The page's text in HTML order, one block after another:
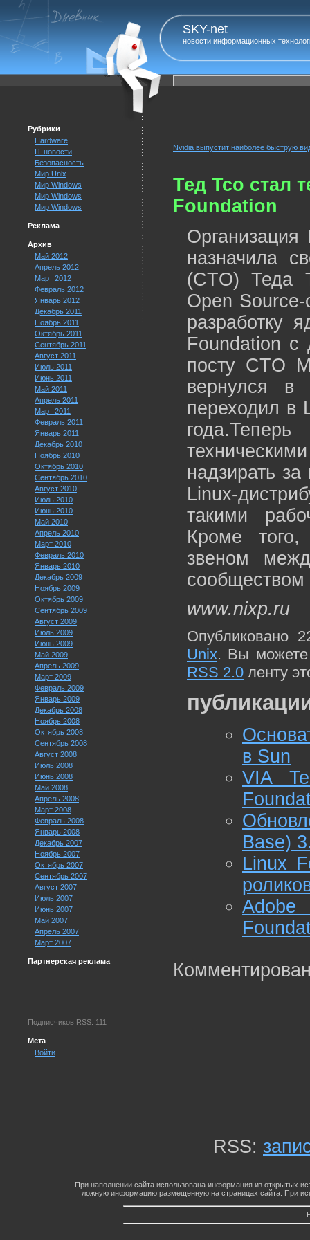
SKY-net
новости информационных
Рубрики
Hardware
IT новости
Безопасность
Мир Unix
Мир Windows
Мир Windows
Мир Windows
Реклама
Архив
Май 2012
Апрель 2012
Март 2012
Февраль 2012
Январь 2012
Декабрь 2011
Ноябрь 2011
Октябрь 2011
Сентябрь 2011
Август 2011
Июль 2011
Июнь 2011
Май 2011
Апрель 2011
Март 2011
Февраль 2011
Январь 2011
Декабрь 2010
Ноябрь 2010
Октябрь 2010
Сентябрь 2010
Август 2010
Июль 2010
Июнь 2010
Май 2010
Апрель 2010
Март 2010
Февраль 2010
Январь 2010
Декабрь 2009
Ноябрь 2009
Октябрь 2009
Сентябрь 2009
Август 2009
Июль 2009
Июнь 2009
Май 2009
Апрель 2009
Март 2009
Февраль 2009
Январь 2009
Декабрь 2008
Ноябрь 2008
Октябрь 2008
Сентябрь 2008
Август 2008
Июль 2008
Июнь 2008
Май 2008
Апрель 2008
Март 2008
Февраль 2008
Январь 2008
Декабрь 2007
Ноябрь 2007
Октябрь 2007
Сентябрь 2007
Август 2007
Июль 2007
Июнь 2007
Май 2007
Апрель 2007
Март 2007
Партнерская реклама
Подписчиков RSS: 111
Мета
Войти
Nvidia выпустит наиболее быструю
Тед Тсо стал
Foundation
назначила
(CTO) Теда
Open
разработку
Foundation с
посту CTO
вернулся в
переходил в
надзирать
Linux-
такими
Кроме
звеном
сообществом
www.nixp.ru
Опубликовано
Unix. Вы можете
RSS 2.0 ленту
в Sun
VIA
Base)
Linux
RSS:
При наполнении сайта использована информация из открытых
ложную информацию размещенную на страницах сайта. При